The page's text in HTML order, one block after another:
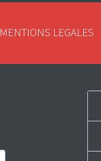
MENTIONS LEGALES